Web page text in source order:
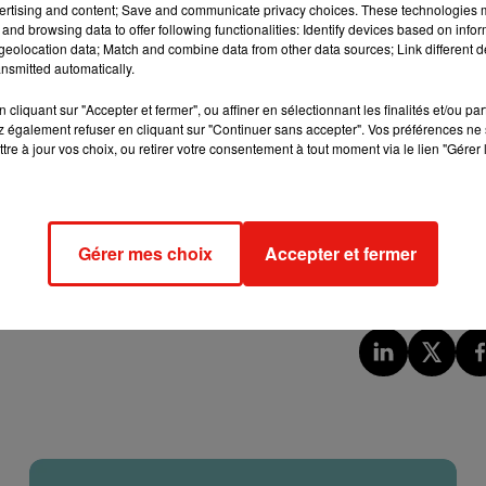
le roman fascine autant ?« C’est un des rares livres qui saute
à rendre son personnage atemporel, il représente
, même si on est un enfant de 2020 alors que Harry Potter est
20 ans », explique le libraire.
dérivés de l’univers du sorcier sont très nombreux
Harry Potter, la sortie des livres était déjà très inventive,
avait un engouement monstre,
son exemplaire et ont été comme un dingue. »
des ventes lorsqu’il a été achetéavec le pass culture
près de chez vousà l’occasion des 25 ans de la saga.
and content; Save and communicate privacy choices. These technologies
browsing data to offer following functionalities: Identify devices based on
data; Match and combine data from other data sources; Link different
automatically.
cliquant sur "Accepter et fermer", ou affiner en sélectionnant les finalités et/ou
également refuser en cliquant sur "Continuer sans accepter". Vos préférences
à jour vos choix, ou retirer votre consentement à tout moment via le lien
Gérer mes choix Accepter et fermer